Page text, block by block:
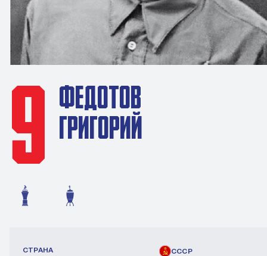
9 ФЕДОТОВ
ГРИГОРИЙ
СТРАНА СССР